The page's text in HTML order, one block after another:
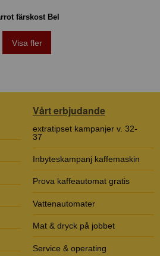
färskost Bel
Visa fler
Vårt erbjudande
extratipset kampanjer v. 32-
37
Inbyteskampanj kaffemaskin
Prova kaffeautomat gratis
Vattenautomater
Mat & dryck på jobbet
Service & operating